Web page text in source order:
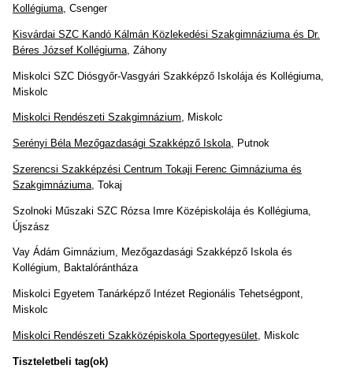
Kollégiuma, Csenger
Kisvárdai SZC Kandó Kálmán Közlekedési Szakgimnáziuma és Dr.
Béres József Kollégiuma, Záhony
Miskolci SZC Diósgyőr-Vasgyári Szakképző Iskolája és Kollégiuma,
Miskolc
Miskolci Rendészeti Szakgimnázium, Miskolc
Serényi Béla Mezőgazdasági Szakképző Iskola, Putnok
Szerencsi Szakképzési Centrum Tokaji Ferenc Gimnáziuma és
Szakgimnáziuma, Tokaj
Szolnoki Műszaki SZC Rózsa Imre Középiskolája és Kollégiuma,
Újszász
Vay Ádám Gimnázium, Mezőgazdasági Szakképző Iskola és
Kollégium, Baktalórántháza
Miskolci Egyetem Tanárképző Intézet Regionális Tehetségpont,
Miskolc
Miskolci Rendészeti Szakközépiskola Sportegyesület, Miskolc
Tiszteletbeli tag(ok)